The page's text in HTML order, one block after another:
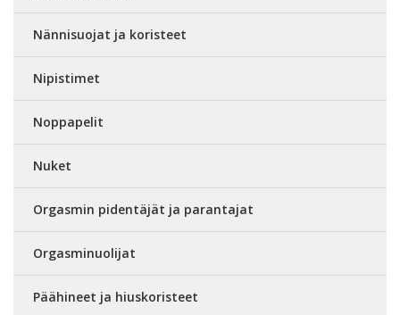
Nännisuojat ja koristeet
Nipistimet
Noppapelit
Nuket
Orgasmin pidentäjät ja parantajat
Orgasminuolijat
Päähineet ja hiuskoristeet